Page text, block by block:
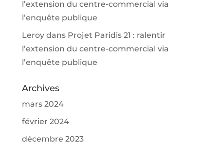
l’extension du centre-commercial via
l’enquête publique
Leroydans Projet Paridis 21 : ralentir
l’extension du centre-commercial via
l’enquête publique
Archives
mars 2024
février 2024
décembre 2023